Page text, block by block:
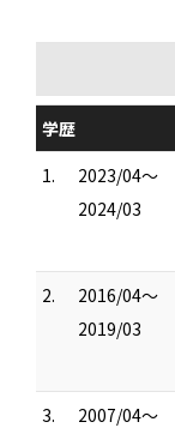
学歴
1.
2023/04～
2024/03
2.
2016/04～
2019/03
3.
2007/04～